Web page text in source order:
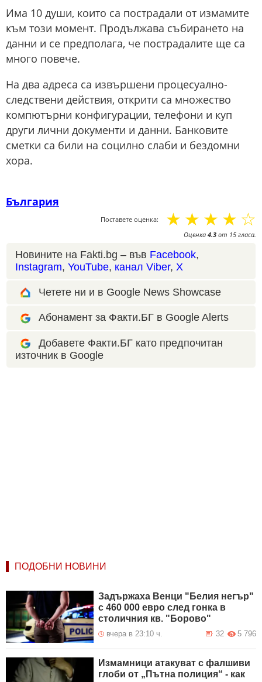
Има 10 души, които са пострадали от измамите
към този момент. Продължава събирането на
данни и се предполага, че пострадалите ще са
много повече.
На два адреса са извършени процесуално-
следствени действия, открити са множество
компютърни конфигурации, телефони и куп
други лични документи и данни. Банковите
сметки са били на социлно слаби и бездомни
хора.
България
Поставете оценка: ☆
☆
☆
☆
☆
Оценка 4.3 от 15 гласа.
Новините на Fakti.bg – във Facebook,
Instagram, YouTube, канал Viber, X
Четете ни и в Google News Showcase
Абонамент за Факти.БГ в Google Alerts
Добавете Факти.БГ като предпочитан
източник в Google
ПОДОБНИ НОВИНИ
Задържаха Венци "Белия негър"
с 460 000 евро след гонка в
столичния кв. "Борово"
вчера в 23:10 ч. 5 796
32
Измамници атакуват с фалшиви
глоби от „Пътна полиция“ - как